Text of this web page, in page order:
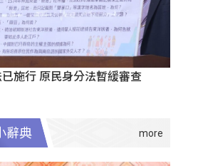
施行 原民身分法暫緩審查
辭典